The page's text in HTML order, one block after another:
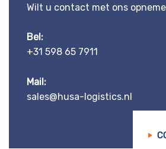
Wilt u contact met ons
Bel:
+31 598 65 7911
Mail:
sales@husa-logistics.nl